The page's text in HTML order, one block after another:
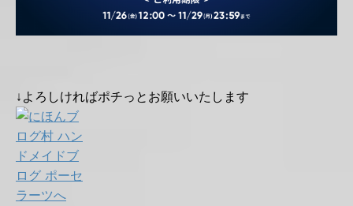
↓よろしければポチっとお願いいたします